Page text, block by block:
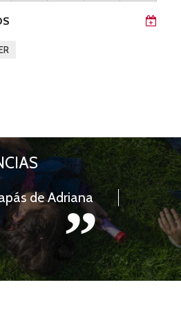
de Adriana
”